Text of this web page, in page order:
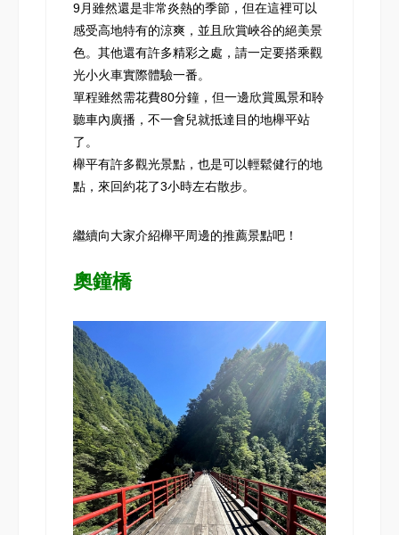
9月雖然還是非常炎熱的季節，但在這裡可以
感受高地特有的涼爽，並且欣賞峽谷的絕美景
色。其他還有許多精彩之處，請一定要搭乘觀
光小火車實際體驗一番。
單程雖然需花費80分鐘，但一邊欣賞風景和聆
聽車內廣播，不一會兒就抵達目的地櫸平站
了。
櫸平有許多觀光景點，也是可以輕鬆健行的地
點，來回約花了3小時左右散步。
繼續向大家介紹櫸平周邊的推薦景點吧！
奧鐘橋